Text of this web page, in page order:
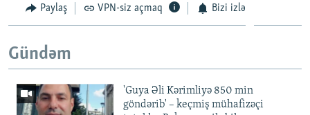
Paylaş VPN-siz açmaq Bizi izlə
Gündəm
'Guya Əli Kərimliyə 850 min
göndərib' – keçmiş mühafizəçi